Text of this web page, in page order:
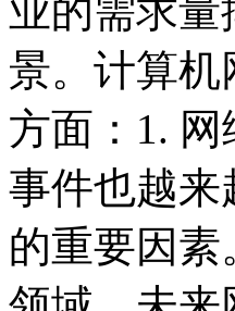
业的需求
景。计算
方面：1.
事件也越来
的重要因